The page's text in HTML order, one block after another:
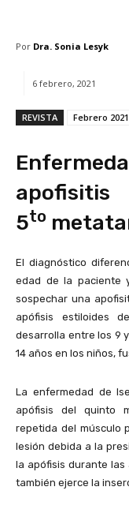
Por Dra. Sonia Lesyk
6 febrero, 2021
REVISTA Febrero 2021
5to
El diagnóstico
edad de la paciente
sospechar una
apófisis estiloides
desarrolla entre los 9 y
14 años en los niños,
La enfermedad de
apófisis del quinto
repetida del músculo
lesión debida a la
la apófisis durante
también ejerce la